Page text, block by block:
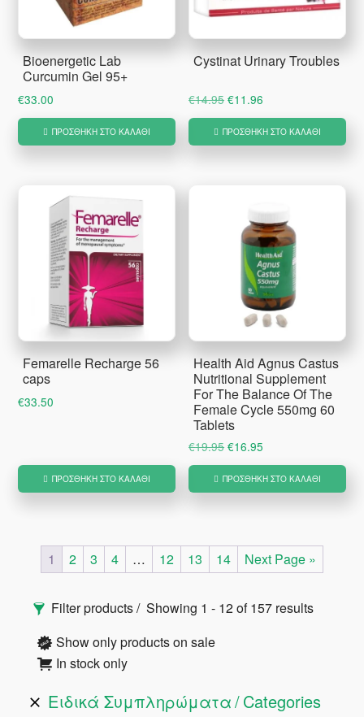
Bioenergetic Lab
Curcumin Gel 95+
€33.00
ΠΡΟΣΘΉΚΗ ΣΤΟ ΚΑΛΆΘΙ
Cystinat Urinary Troubles
€14.95 Original
price
was:
€11.96
τρέχουσα
τιμή
ΠΡΟΣΘΉΚΗ ΣΤΟ ΚΑΛΆΘΙ
Femarelle Recharge 56
caps
€33.50
ΠΡΟΣΘΉΚΗ ΣΤΟ ΚΑΛΆΘΙ
Health Aid Agnus Castus
Nutritional Supplement
For The Balance Of The
Female Cycle 550mg 60
Tablets
€19.95 Original
price
was:
€16.95
τρέχουσα
τιμή
ΠΡΟΣΘΉΚΗ ΣΤΟ ΚΑΛΆΘΙ
1 2 3 4 … 12 13 14 Next Page »
Αρχική
Πλευρική
Στήλη
Filter products
Showing 1 - 12 of 157 results
Show only products on sale
In stock only
Ειδικά Συμπληρώματα Categories